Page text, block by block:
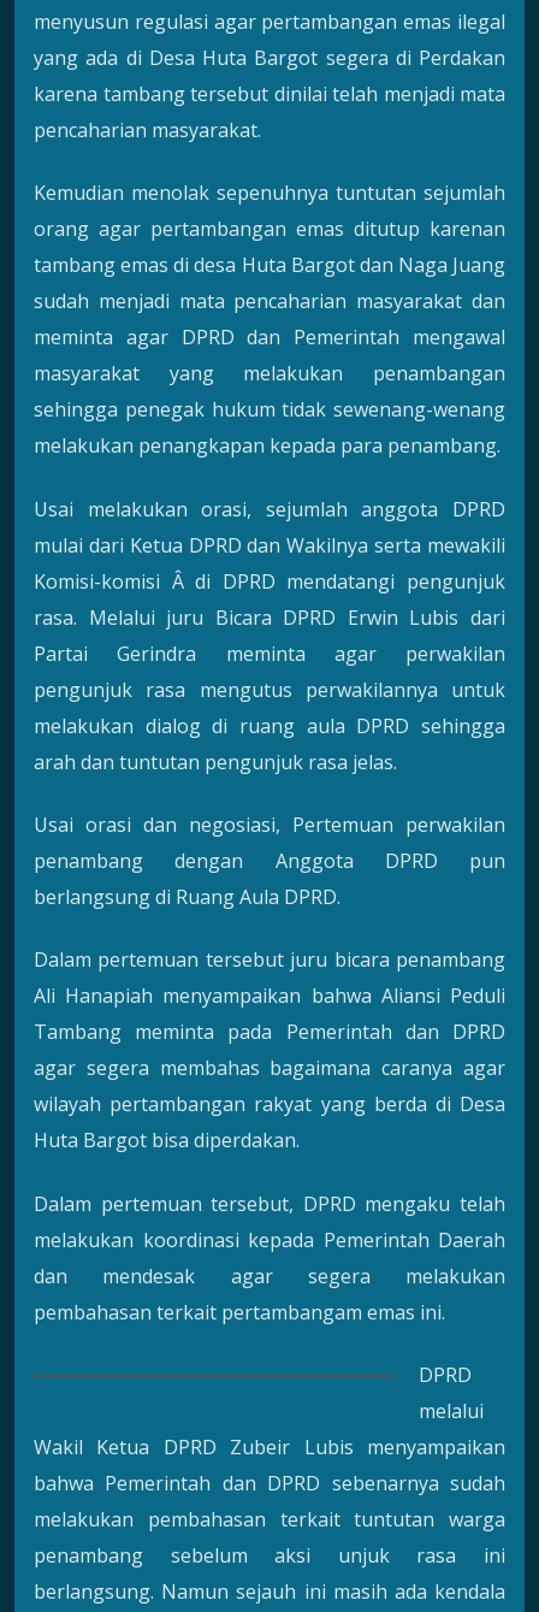
menyusun regulasi agar pertambangan emas ilegal
yang ada di Desa Huta Bargot segera di Perdakan
karena tambang tersebut dinilai telah menjadi mata
pencaharian masyarakat.
Kemudian menolak sepenuhnya tuntutan sejumlah
orang agar pertambangan emas ditutup karenan
tambang emas di desa Huta Bargot dan Naga Juang
sudah menjadi mata pencaharian masyarakat dan
meminta agar DPRD dan Pemerintah mengawal
masyarakat yang melakukan penambangan
sehingga penegak hukum tidak sewenang-wenang
melakukan penangkapan kepada para penambang.
Usai melakukan orasi, sejumlah anggota DPRD
mulai dari Ketua DPRD dan Wakilnya serta mewakili
Komisi-komisi Â di DPRD mendatangi pengunjuk
rasa. Melalui juru Bicara DPRD Erwin Lubis dari
Partai Gerindra meminta agar perwakilan
pengunjuk rasa mengutus perwakilannya untuk
melakukan dialog di ruang aula DPRD sehingga
arah dan tuntutan pengunjuk rasa jelas.
Usai orasi dan negosiasi, Pertemuan perwakilan
penambang dengan Anggota DPRD pun
berlangsung di Ruang Aula DPRD.
Dalam pertemuan tersebut juru bicara penambang
Ali Hanapiah menyampaikan bahwa Aliansi Peduli
Tambang meminta pada Pemerintah dan DPRD
agar segera membahas bagaimana caranya agar
wilayah pertambangan rakyat yang berda di Desa
Huta Bargot bisa diperdakan.
Dalam pertemuan tersebut, DPRD mengaku telah
melakukan koordinasi kepada Pemerintah Daerah
dan mendesak agar segera melakukan
pembahasan terkait pertambangam emas ini.
DPRD
melalui
Wakil Ketua DPRD Zubeir Lubis menyampaikan
bahwa Pemerintah dan DPRD sebenarnya sudah
melakukan pembahasan terkait tuntutan warga
penambang sebelum aksi unjuk rasa ini
berlangsung. Namun sejauh ini masih ada kendala